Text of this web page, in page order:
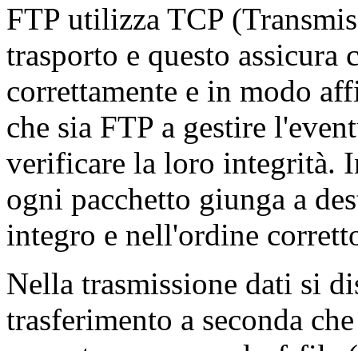
FTP utilizza TCP
trasporto e questo
correttamente e in modo
che sia FTP a gestire
verificare la loro integrità.
ogni pacchetto giunga a
integro e nell'ordine
Nella trasmissione dati si
trasferimento a seconda